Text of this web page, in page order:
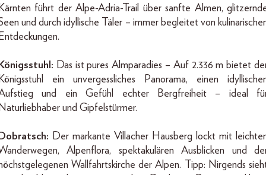
führt der Alpe-Adria-Trail über sanfte Almen,
und durch idyllische Täler – immer begleitet von
Das ist pures Almparadies – Auf 2.336 m bietet
ein unvergessliches Panorama, einen
und ein Gefühl echter Bergfreiheit – ideal
und Gipfelstürmer.
Der markante Villacher Hausberg lockt mit
Alpenflora, spektakulären Ausblicken und
Wallfahrtskirche der Alpen. Tipp: Nirgends